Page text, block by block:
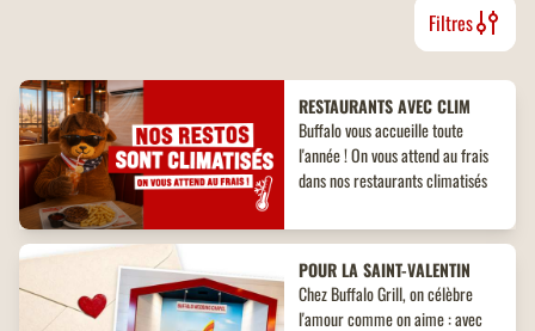
Filtres
RESTAURANTS AVEC CLIM
Buffalo vous accueille toute
l'année ! On vous attend au frais
dans nos restaurants climatisés
POUR LA SAINT-VALENTIN
Chez Buffalo Grill, on célèbre
l'amour comme on aime : avec